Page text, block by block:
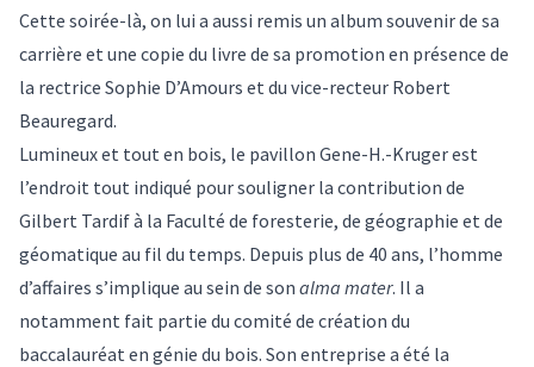
Cette soirée-là, on lui a aussi remis un album souvenir de sa
carrière et une copie du livre de sa promotion en présence de
la rectrice Sophie D’Amours et du vice-recteur Robert
Beauregard.
Lumineux et tout en bois, le pavillon Gene-H.-Kruger est
l’endroit tout indiqué pour souligner la contribution de
Gilbert Tardif à la Faculté de foresterie, de géographie et de
géomatique au fil du temps. Depuis plus de 40 ans, l’homme
d’affaires s’implique au sein de son alma mater. Il a
notamment fait partie du comité de création du
baccalauréat en génie du bois. Son entreprise a été la